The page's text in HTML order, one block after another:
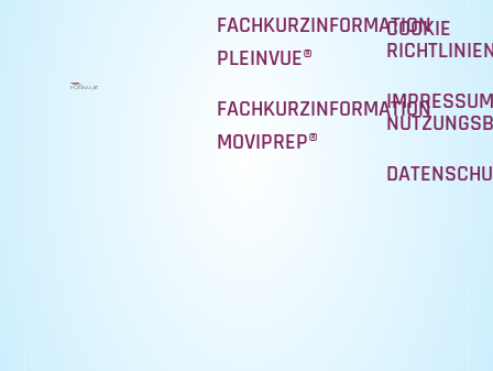
FACHKURZINFORMATION
PLEINVUE®
FACHKURZINFORMATION
MOVIPREP®
COOKIE